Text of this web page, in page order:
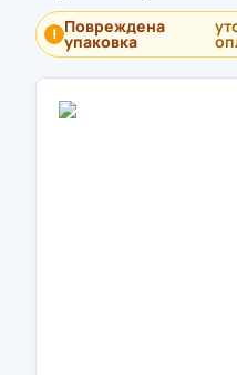
! Повреждена
упаковка